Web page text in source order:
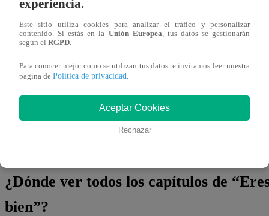
cruce una línea irreversible? ¿Qué nuevas tragedias
“Eres Mi Bien”?
¡No te olvides de unirte a nuestro
¡No te pierdas de contenido y noticiasEXCLUSIVAS
con los talentos, obtén datos inéditos y noticias de
¿Dónde ver todos los capítulos de
bien”?
experiencia.
Este sitio utiliza cookies para analizar el tráfico y personalizar
contenido. Si estás en la Unión Europea, tus datos se gestionarán
según el RGPD.
Para conocer mejor como se utilizan tus datos te invitamos leer nuestra
pagina de Política de privacidad.
Aceptar Cookies
Rechazar